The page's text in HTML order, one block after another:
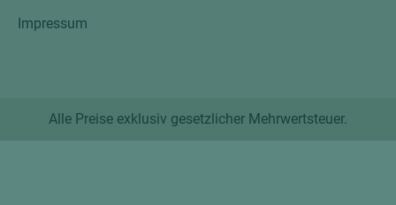
Impressum
Alle Preise exklusiv gesetzlicher Mehrwertsteuer.